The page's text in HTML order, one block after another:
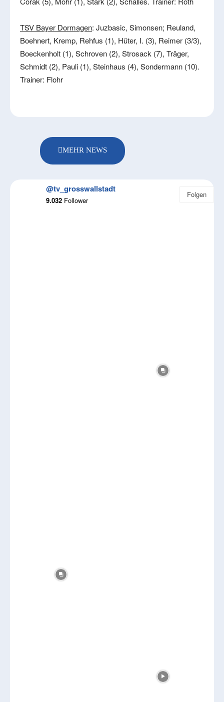
TSV Bayer Dormagen: Juzbasic, Simonsen; Reuland,
Boehnert, Kremp, Rehfus (1), Hüter, I. (3), Reimer (3/3),
Boeckenholt (1), Schroven (2), Strosack (7), Träger,
Schmidt (2), Pauli (1), Steinhaus (4), Sondermann (10).
Trainer: Flohr
MEHR NEWS
@tv_grosswallstadt
9.032 Follower
Folgen